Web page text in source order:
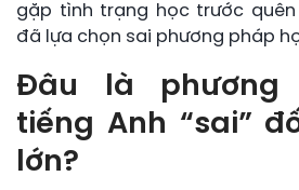
gặp tình trạng học trước
đã lựa chọn sai phương pháp
Đâu là phương
tiếng Anh “sai”
lớn?